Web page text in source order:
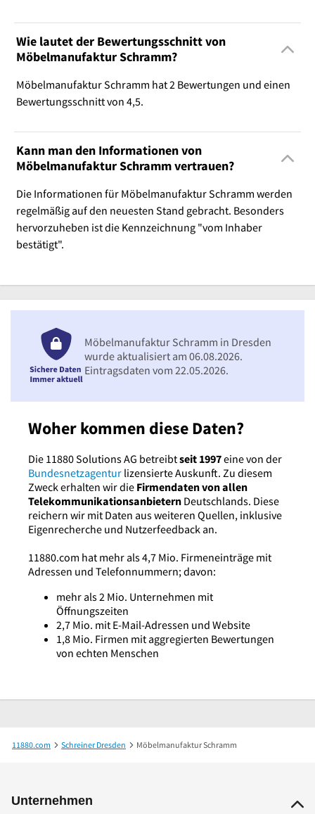
Wie lautet der Bewertungsschnitt von
Möbelmanufaktur Schramm?
Möbelmanufaktur Schramm hat 2 Bewertungen und einen
Bewertungsschnitt von 4,5.
Kann man den Informationen von
Möbelmanufaktur Schramm vertrauen?
Die Informationen für Möbelmanufaktur Schramm werden
regelmäßig auf den neuesten Stand gebracht. Besonders
hervorzuheben ist die Kennzeichnung "vom Inhaber
bestätigt".
Woher kommen diese Daten?
Die 11880 Solutions AG betreibtseit 1997eine von der
Bundesnetzagentur lizensierte Auskunft. Zu diesem
Zweck erhalten wir die Firmendaten von allen
Telekommunikationsanbietern Deutschlands. Diese
reichern wir mit Daten aus weiteren Quellen, inklusive
Eigenrecherche und Nutzerfeedback an.
11880.com hat mehr als 4,7 Mio. Firmeneinträge mit
Adressen und Telefonnummern; davon:
mehr als 2 Mio. Unternehmen mit
Öffnungszeiten
2,7 Mio. mit E-Mail-Adressen und Website
1,8 Mio. Firmen mit aggregierten Bewertungen
von echten Menschen
Möbelmanufaktur Schramm in Dresden
wurde aktualisiert am 06.08.2026.
Eintragsdaten vom 22.05.2026.
11880.com Schreiner Dresden Möbelmanufaktur Schramm
Unternehmen